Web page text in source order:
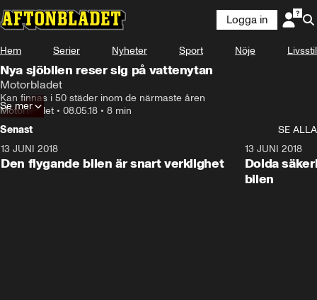
Logga in
Hem Serier Nyheter Sport Nöje Livsstil
Nya sjöbilen reser sig på vattenytan
Motorbladet
Kan finnas i 50 städer inom de närmaste åren
Motorbladet • 08.05.18 • 8 min
Se mer
Senast
SE ALLA
13 JUNI 2018
Den flygande bilen är snart verklighet
13 JUNI 2018
Dolda
bilen